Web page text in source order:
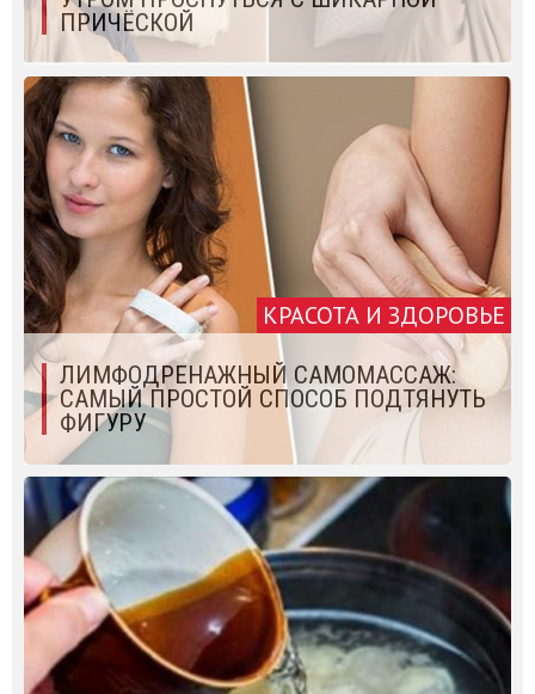
ПРИЧЁСКОЙ
КРАСОТА И ЗДОРОВЬЕ
ЛИМФОДРЕНАЖНЫЙ САМОМАССАЖ:
САМЫЙ ПРОСТОЙ СПОСОБ ПОДТЯНУТЬ
ФИГУРУ